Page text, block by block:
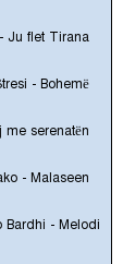
Ju flet Tirana
- Bohemë
me serenatën
- Malaseen
Bardhi - Melodi